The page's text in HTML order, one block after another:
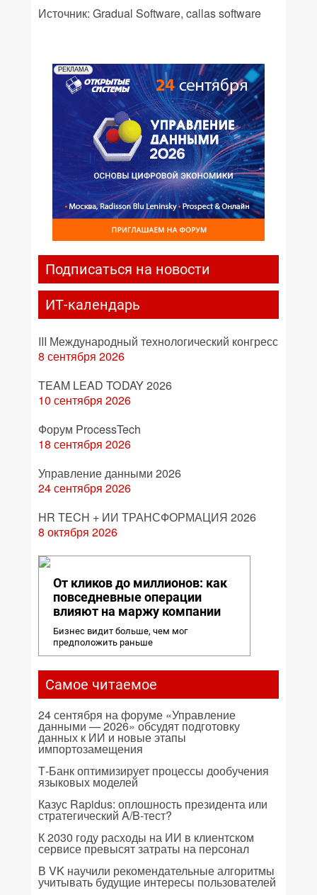
Источник: Gradual Software, callas software
РЕКЛАМА
Подписаться на новости
ИТ-календарь
III Международный технологический конгресс
8 сентября 2026
TEAM LEAD TODAY 2026
10 сентября 2026
Форум ProcessTech
18 сентября 2026
Управление данными 2026
24 сентября 2026
HR TECH + ИИ ТРАНСФОРМАЦИЯ 2026
8 октября 2026
От кликов до миллионов: как
повседневные операции
влияют на маржу компании
Бизнес видит больше, чем мог
предположить раньше
Самое читаемое
24 сентября на форуме «Управление
данными — 2026» обсудят подготовку
данных к ИИ и новые этапы
импортозамещения
Т-Банк оптимизирует процессы дообучения
языковых моделей
Казус Rapidus: оплошность президента или
стратегический A/B-тест?
К 2030 году расходы на ИИ в клиентском
сервисе превысят затраты на персонал
В VK научили рекомендательные алгоритмы
учитывать будущие интересы пользователей